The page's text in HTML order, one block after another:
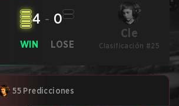
WIN
4 - 0
LOSE
Cle
Clasificación #25
55 Predicciones